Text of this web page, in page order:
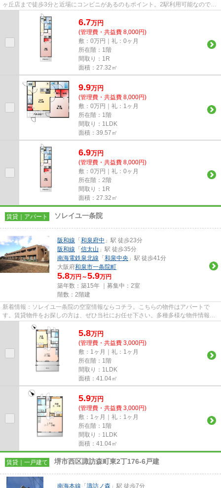
ヶ丘店まで徒歩3分と近場にコンビニがあるのもポイント。2駅利用可能なので、
用途や行き先に応じて経路を...
6.7万円
(管理費・共益費 8,000円)
敷：0万円｜礼：0ヶ月
所在階：1階
間取り：1R
面積：27.32㎡
9.9万円
(管理費・共益費 8,000円)
敷：0万円｜礼：1ヶ月
所在階：1階
間取り：1LDK
面積：39.57㎡
6.9万円
(管理費・共益費 8,000円)
敷：0万円｜礼：0ヶ月
所在階：2階
間取り：1R
面積：27.32㎡
賃貸｜アパート ソレイユ一条院
阪和線 「 和泉府中 」駅 徒歩23分
阪和線 「 信太山 」駅 徒歩35分
南海電鉄泉北線 「 和泉中央 」駅 徒歩41分
大阪府和泉市一条院町
5.8万円～5.9万円
築年数：築15年 ｜募集中： 2室
階数：2階建
新着情報：ソレイユ一条院の空室情報ならコチラ。こちらの物件はアパートで
す。賃貸物件をお探しの方は、ぜひ当社にお任せ下さい。多種多様な物件情報と
地域情報をご提供いたします。...
5.8万円
(管理費・共益費 3,000円)
敷：1ヶ月｜礼：1ヶ月
所在階：1階
間取り：1LDK
面積：41.04㎡
5.9万円
(管理費・共益費 3,000円)
敷：1ヶ月｜礼：1ヶ月
所在階：1階
間取り：1LDK
面積：41.04㎡
賃貸｜一戸建て 堺市西区諏訪森町東2丁176-6戸建
南海本線 「 諏訪ノ森 」駅 徒歩7分